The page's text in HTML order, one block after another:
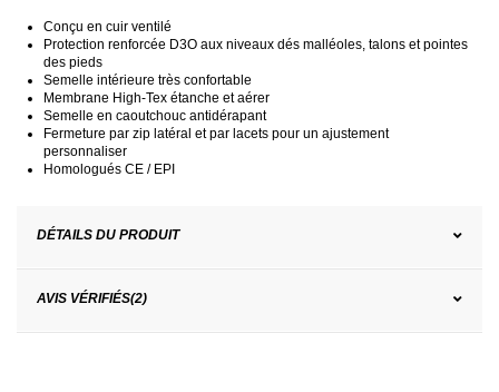
Conçu en cuir ventilé
Protection renforcée D3O aux niveaux dés malléoles, talons et pointes
des pieds
Semelle intérieure très confortable
Membrane High-Tex étanche et aérer
Semelle en caoutchouc antidérapant
Fermeture par zip latéral et par lacets pour un ajustement
personnaliser
Homologués CE / EPI
DÉTAILS DU PRODUIT
AVIS VÉRIFIÉS(2)